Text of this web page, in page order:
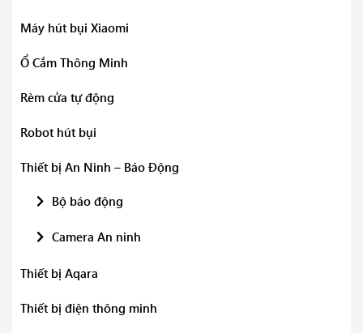
Máy hút bụi Xiaomi
Ổ Cắm Thông Minh
Rèm cửa tự động
Robot hút bụi
Thiết bị An Ninh – Báo Động
Bộ báo động
Camera An ninh
Thiết bị Aqara
Thiết bị điện thông minh